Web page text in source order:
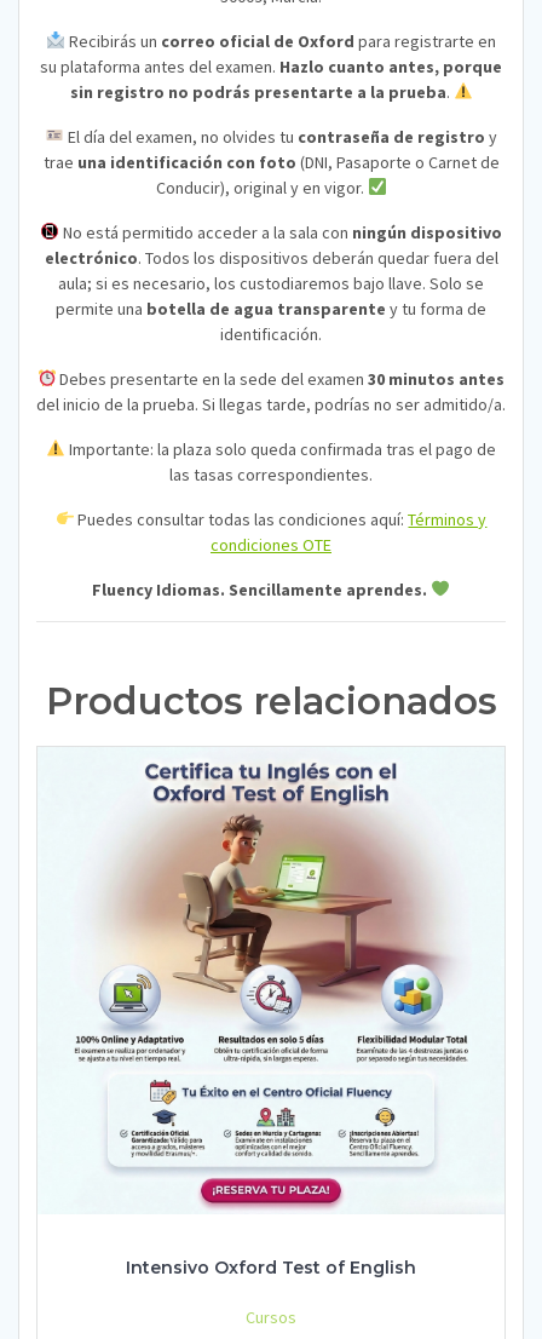
Recibirás un correo oficial de Oxford para registrarte en
su plataforma antes del examen. Hazlo cuanto antes, porque
sin registro no podrás presentarte a la prueba.
El día del examen, no olvides tu contraseña de registro y
trae una identificación con foto (DNI, Pasaporte o Carnet de
Conducir), original y en vigor.
No está permitido acceder a la sala con ningún dispositivo
electrónico. Todos los dispositivos deberán quedar fuera del
aula; si es necesario, los custodiaremos bajo llave. Solo se
permite una botella de agua transparente y tu forma de
identificación.
Debes presentarte en la sede del examen30 minutos antes
del inicio de la prueba. Si llegas tarde, podrías no ser admitido/a.
Importante: la plaza solo queda confirmada tras el pago de
las tasas correspondientes.
Puedes consultar todas las condiciones aquí:Términos y
condiciones OTE
Fluency Idiomas. Sencillamente aprendes.
Productos relacionados
Intensivo Oxford Test of English
Cursos